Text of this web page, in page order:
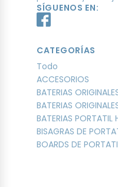
SÍGUENOS EN:
CATEGORÍAS
Todo
ACCESORIOS
BATERIAS
BATERIAS
BATERIAS
BISAGRAS DE
BOARDS DE